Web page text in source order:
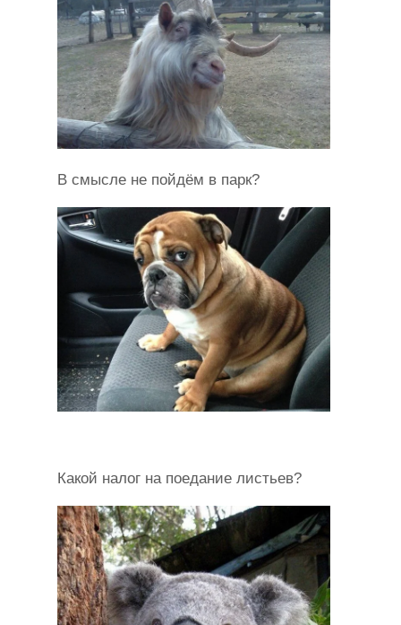
В смысле не пойдём в парк?
Какой налог на поедание листьев?